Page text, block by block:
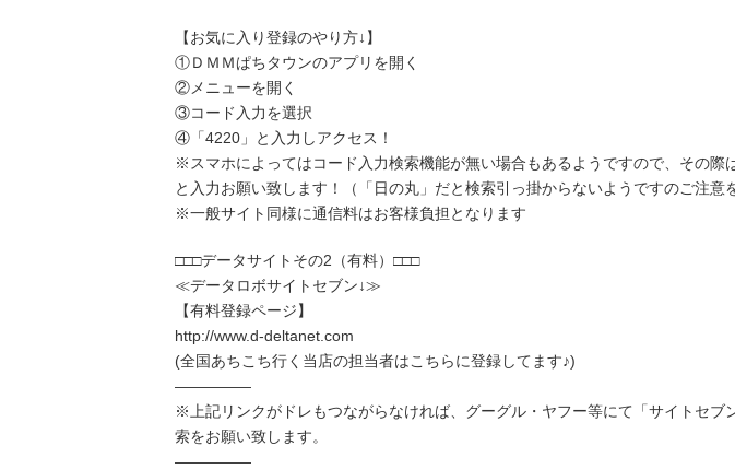
【お気に入り登録のやり方↓】
①ＤＭＭぱちタウンのアプリを開く
②メニューを開く
③コード入力を選択
④「4220」と入力しアクセス！
※スマホによってはコード入力検索機能が無い場合もあるようですので、その際
と入力お願い致します！（「日の丸」だと検索引っ掛からないようですのご注意
※一般サイト同様に通信料はお客様負担となります
□□□データサイトその2（有料）□□□
≪データロボサイトセブン↓≫
【有料登録ページ】
http://www.d-deltanet.com
(全国あちこち行く当店の担当者はこちらに登録してます♪)
―――――
※上記リンクがドレもつながらなければ、グーグル・ヤフー等にて「サイトセブ
索をお願い致します。
―――――